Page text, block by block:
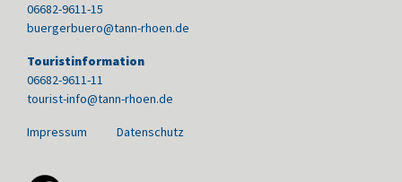
06682-9611-15
buergerbuero@tann-rhoen.de
Touristinformation
06682-9611-11
tourist-info@tann-rhoen.de
Impressum Datenschutz